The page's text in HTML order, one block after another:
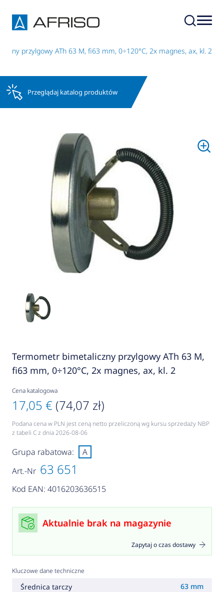
przylgowy ATh 63 M, fi63 mm, 0÷120°C, 2x magnes, ax, kl. 2
Przeglądaj katalog produktów
Termometr bimetaliczny przylgowy ATh 63 M,
fi63 mm, 0÷120°C, 2x magnes, ax, kl. 2
Cena katalogowa
17,05 € (74,07 zł)
Podana cena w PLN jest ceną netto przeliczoną wg kursu sprzedaży NBP
z tabeli C z dnia 2026-08-06
Art.-Nr 63 651
Kod EAN: 4016203636515
Grupa rabatowa: A
Aktualnie brak na magazynie
Zapytaj o czas dostawy
Kluczowe dane techniczne
Średnica tarczy
63 mm